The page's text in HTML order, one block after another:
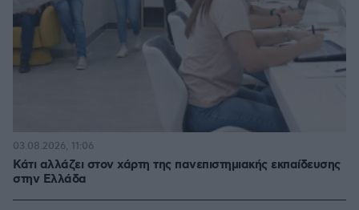
Κάτι αλλάζει στον χάρτη της πανεπιστημιακής εκπαίδευσης
στην Ελλάδα
03.08.2026, 11:06